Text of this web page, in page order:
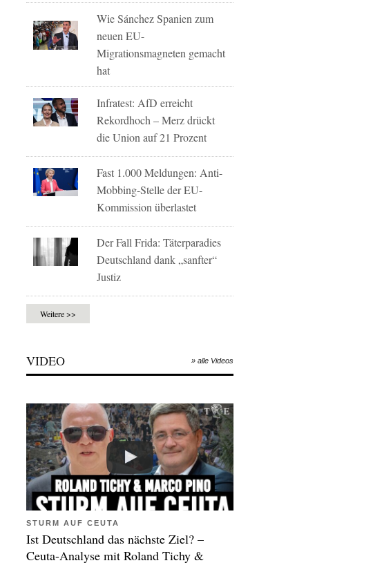
Wie Sánchez Spanien zum
neuen EU-
Migrationsmagneten gemacht
hat
Infratest: AfD erreicht
Rekordhoch – Merz drückt
die Union auf 21 Prozent
Fast 1.000 Meldungen: Anti-
Mobbing-Stelle der EU-
Kommission überlastet
Der Fall Frida: Täterparadies
Deutschland dank „sanfter“
Justiz
Weitere >>
VIDEO » alle Videos
STURM AUF CEUTA
Ist Deutschland das nächste Ziel? –
Ceuta-Analyse mit Roland Tichy &